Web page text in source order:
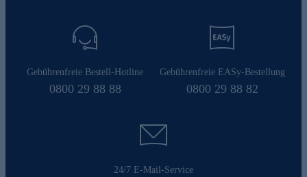
Gebührenfreie Bestell-Hotline
0800 29 88 88
Gebührenfreie EASy-Bestellung
0800 29 88 82
24/7 E-Mail-Service